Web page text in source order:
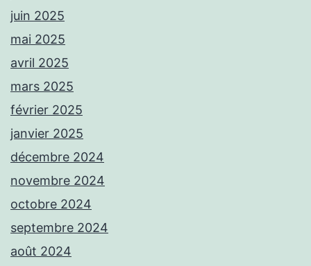
juin 2025
mai 2025
avril 2025
mars 2025
février 2025
janvier 2025
décembre 2024
novembre 2024
octobre 2024
septembre 2024
août 2024